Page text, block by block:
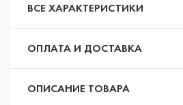
ВСЕ ХАРАКТЕРИСТИКИ
ОПЛАТА И ДОСТАВКА
ОПИСАНИЕ ТОВАРА